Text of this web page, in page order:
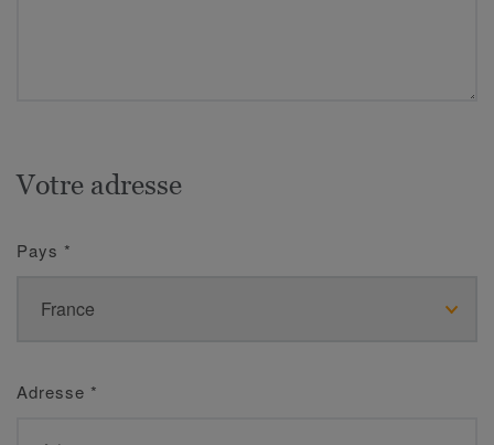
Votre adresse
Pays *
Adresse *